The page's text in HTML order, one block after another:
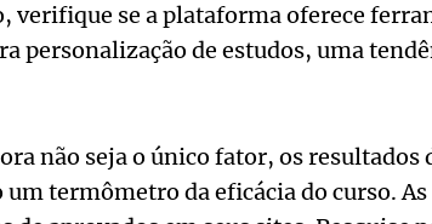
verifique se a plataforma oferece
personalização de estudos, uma
não seja o único fator, os resultados
termômetro da eficácia do curso. As